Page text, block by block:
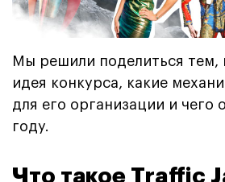
Мы решили поделиться тем,
идея конкурса, какие
для его организации и чего
году.
Что такое Traffic